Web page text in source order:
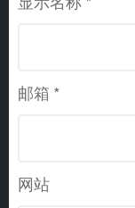
邮箱 *
网站